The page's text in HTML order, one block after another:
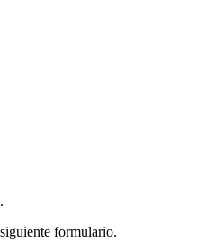
formulario.